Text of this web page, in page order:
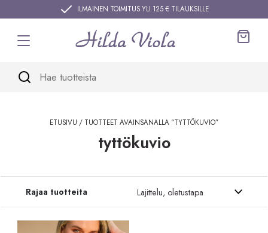
ILMAINEN TOIMITUS YLI 125 € TILAUKSILLE
ETUSIVU / TUOTTEET AVAINSANALLA “TYTTÖKUVIO”
tyttökuvio
Siirry tuotteisiin
Rajaa tuotteita